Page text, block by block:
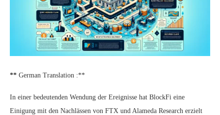
** German Translation :**
In einer bedeutenden Wendung der Ereignisse hat BlockFi eine
Einigung mit den Nachlässen von FTX und Alameda Research erzielt